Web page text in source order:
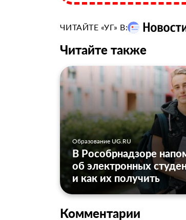
ЧИТАЙТЕ «УГ» В:
Читайте также
Образование UG.RU
В Рособрнадзоре
об электронных
и как их получить
Комментарии